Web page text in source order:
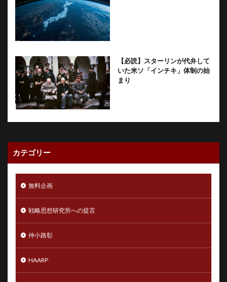
【必読】スターリンが代弁して
いた米ソ「インチキ」体制の始
まり
カテゴリー
無料企画
戦略思想研究所への提言
仲小路彰
HAARP